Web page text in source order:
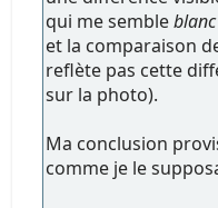
qui me sembleblanc
et la comparaison
reflète pas cette
sur la photo).
Ma conclusion
comme je le